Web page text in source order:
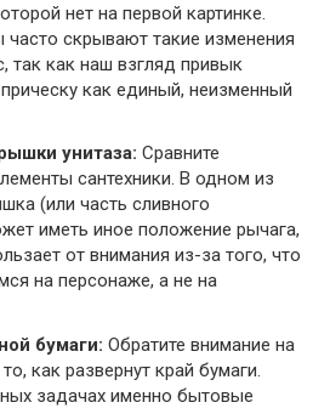
нет на первой картинке.
скрывают такие изменения
так как наш взгляд привык
как единый, неизменный
унитаза: Сравните
сантехники. В одном из
(или часть сливного
иметь иное положение рычага,
от внимания из-за того, что
на персонаже, а не на
бумаги: Обратите внимание на
как развернут край бумаги.
задачах именно бытовые